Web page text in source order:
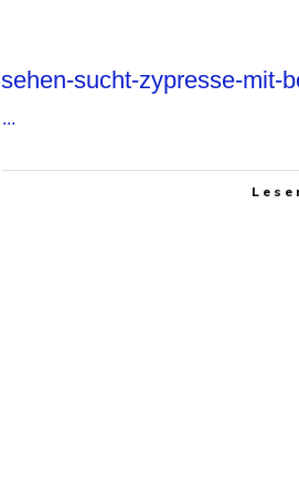
sehen-sucht-zypresse-mit-
...